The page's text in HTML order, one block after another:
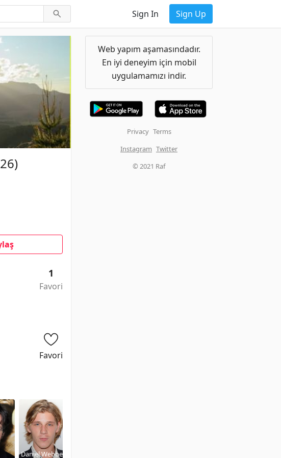
Sign In Sign Up
1
Favori
Favori
Daniel Webber
Web yapım aşamasındadır.
En iyi deneyim için mobil
uygulamamızı indir.
Privacy Terms
Instagram Twitter
© 2021 Raf